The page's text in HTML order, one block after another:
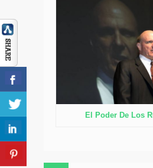
El Poder De Los